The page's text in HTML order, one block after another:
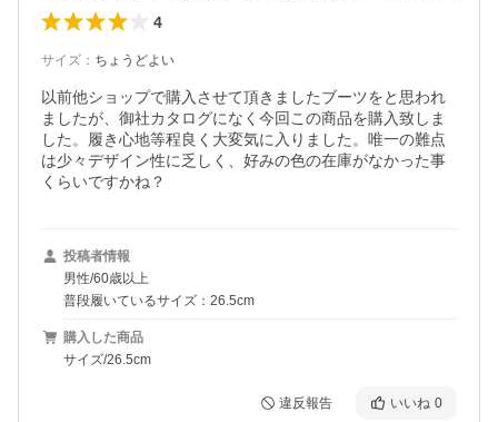
4
サイズ ： ちょうどよい
以前他ショップで購入させて頂きましたブーツをと思われ
ましたが、御社カタログになく今回この商品を購入致しま
した。履き心地等程良く大変気に入りました。唯一の難点
は少々デザイン性に乏しく、好みの色の在庫がなかった事
くらいですかね？
投稿者情報
男性/60歳以上
普段履いているサイズ：26.5cm
購入した商品
サイズ/26.5cm
違反報告 いいね 0